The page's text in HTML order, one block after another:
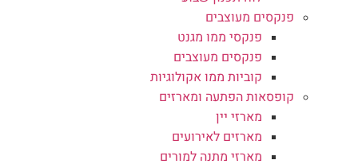
פנקסים מעוצבים
פנקסי ממו מגנט
פנקסים מעוצבים
קוביות ממו אקולוגיות
קופסאות הפתעה ומארזים
מארזי יין
מארזים לאירועים
מארזי מתנה למורים